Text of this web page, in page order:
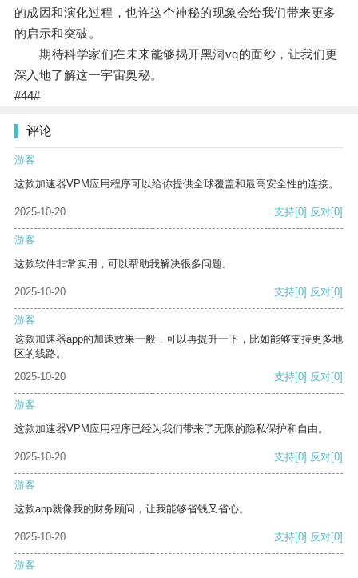
的成因和演化过程，也许这个神秘的现象会给我们带来更多
的启示和突破。
期待科学家们在未来能够揭开黑洞vq的面纱，让我们更
深入地了解这一宇宙奥秘。
#44#
评论
游客
这款加速器VPM应用程序可以给你提供全球覆盖和最高安全性的连接。
2025-10-20 支持[0] 反对[0]
游客
这款软件非常实用，可以帮助我解决很多问题。
2025-10-20 支持[0] 反对[0]
游客
这款加速器app的加速效果一般，可以再提升一下，比如能够支持更多地
区的线路。
2025-10-20
支持[0] 反对[0]
游客
这款加速器VPM应用程序已经为我们带来了无限的隐私保护和自由。
2025-10-20 支持[0] 反对[0]
游客
这款app就像我的财务顾问，让我能够省钱又省心。
2025-10-20 支持[0] 反对[0]
游客